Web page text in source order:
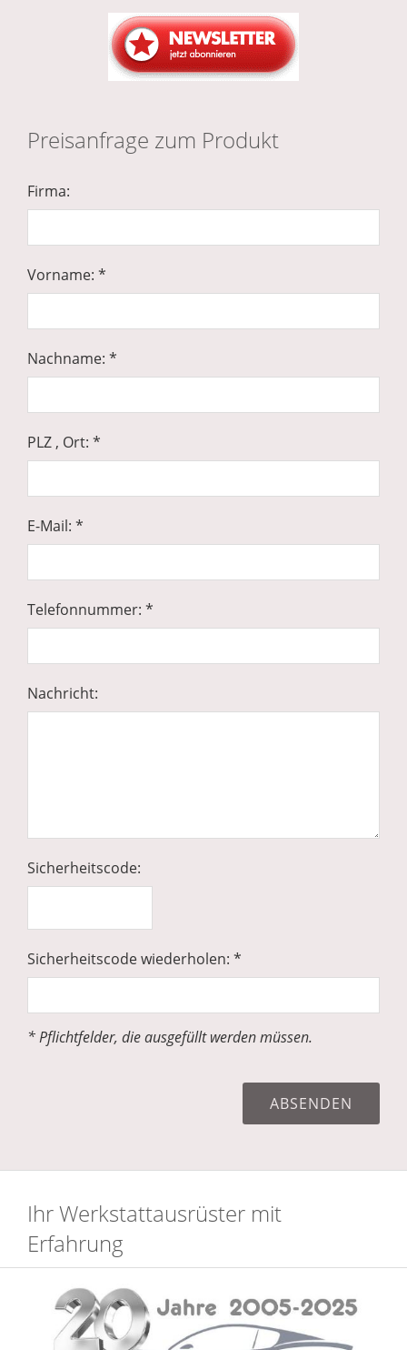
Preisanfrage zum Produkt
Firma:
Vorname: *
Nachname: *
PLZ , Ort: *
E-Mail: *
Telefonnummer: *
Nachricht:
Sicherheitscode:
Sicherheitscode wiederholen: *
* Pflichtfelder, die ausgefüllt werden müssen.
Ihr Werkstattausrüster mit
Erfahrung